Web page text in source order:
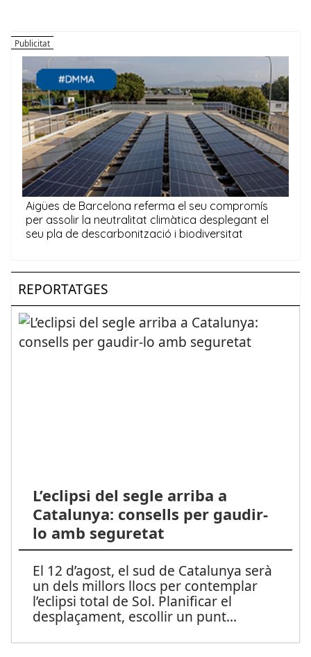
REPORTATGES
L’eclipsi del segle arriba a
Catalunya: consells per gaudir-
lo amb seguretat
El 12 d’agost, el sud de Catalunya serà
un dels millors llocs per contemplar
l’eclipsi total de Sol. Planificar el
desplaçament, escollir un punt...